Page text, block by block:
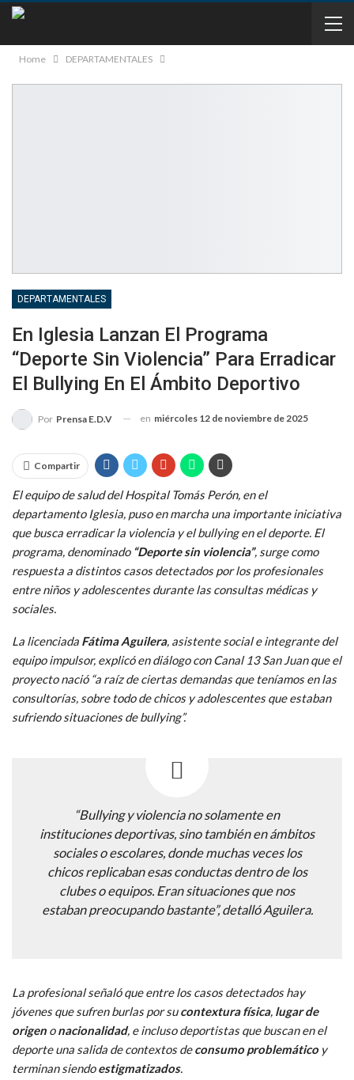
Home DEPARTAMENTALES
DEPARTAMENTALES
En Iglesia Lanzan El Programa
“Deporte Sin Violencia” Para Erradicar
El Bullying En El Ámbito Deportivo
Por Prensa E.D.V en miércoles 12 de noviembre de 2025
Compartir
El equipo de salud del Hospital Tomás Perón, en el
departamento Iglesia, puso en marcha una importante iniciativa
que busca erradicar la violencia y el bullying en el deporte. El
programa, denominado “Deporte sin violencia”, surge como
respuesta a distintos casos detectados por los profesionales
entre niños y adolescentes durante las consultas médicas y
sociales.
La licenciada Fátima Aguilera, asistente social e integrante del
equipo impulsor, explicó en diálogo con Canal 13 San Juan que el
proyecto nació “a raíz de ciertas demandas que teníamos en las
consultorías, sobre todo de chicos y adolescentes que estaban
sufriendo situaciones de bullying”.
“Bullying y violencia no solamente en
instituciones deportivas, sino también en ámbitos
sociales o escolares, donde muchas veces los
chicos replicaban esas conductas dentro de los
clubes o equipos. Eran situaciones que nos
estaban preocupando bastante”, detalló Aguilera.
La profesional señaló que entre los casos detectados hay
jóvenes que sufren burlas por sucontextura física, lugar de
origen onacionalidad, e incluso deportistas que buscan en el
deporte una salida de contextos deconsumo problemáticoy
terminan siendoestigmatizados.